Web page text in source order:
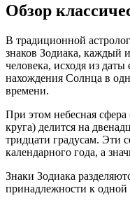
Обзор
В традиционной
знаков Зодиака, каждый
человека, исходя из даты
нахождения Солнца в
времени.
При этом небесная сфера
круга) делится на
тридцати градусам. Эти
календарного года, а
Знаки Зодиака
принадлежности к одной